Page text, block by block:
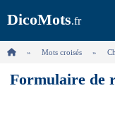
DicoMots.fr
Mots croisés
Formulaire de